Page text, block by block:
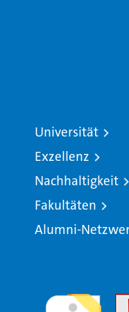
Universität
Exzellenz
Nachhaltigkeit
Fakultäten
Alumni-